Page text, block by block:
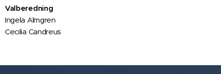
Valberedning
Ingela Almgren
Cecilia Candreus